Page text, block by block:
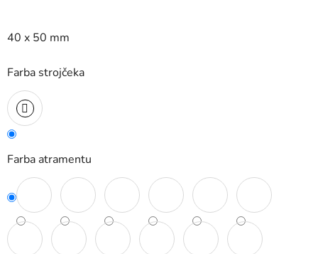
40 x 50 mm
Farba strojčeka
Farba atramentu